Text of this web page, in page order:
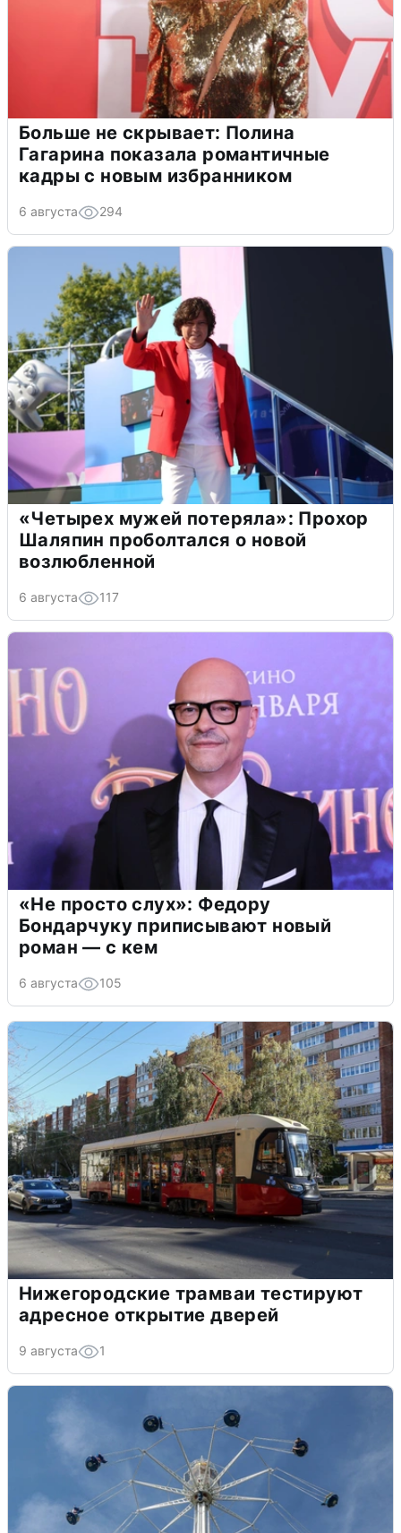
Больше не скрывает: Полина
Гагарина показала романтичные
кадры с новым избранником
6 августа 294
«Четырех мужей потеряла»: Прохор
Шаляпин проболтался о новой
возлюбленной
6 августа 117
«Не просто слух»: Федору
Бондарчуку приписывают новый
роман — с кем
6 августа 105
Нижегородские трамваи тестируют
адресное открытие дверей
9 августа 1